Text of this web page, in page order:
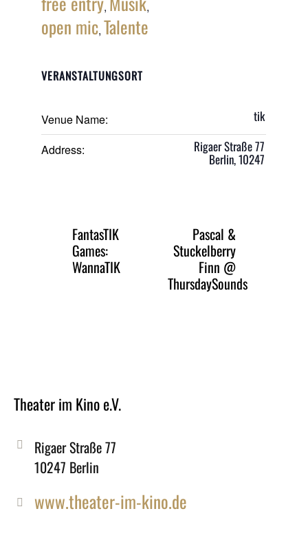
, ,
open mic, Talente
VERANSTALTUNGSORT
Venue Name: tik
Address: Rigaer Straße 77
Berlin,10247
FantasTIK
Games:
WannaTIK
Pascal &
Stuckelberry
Finn @
ThursdaySounds
Theater im Kino e.V.
Rigaer Straße 77
10247 Berlin
www.theater-im-kino.de